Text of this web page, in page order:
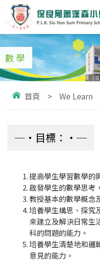
數學
首頁 > We Learn
目標：
提高學生學習數學的
啟發學生的數學思考
教授基本的數學概念
培養學生構思、探究
來建立及解決日常生
科的問題的能力。
培養學生清楚地和邏
意見的能力。